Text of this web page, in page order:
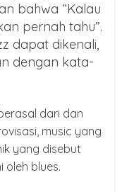
bahwa “Kalau
pernah tahu”.
dapat dikenali,
dengan kata-
dari dan
music yang
yang disebut
oleh blues.